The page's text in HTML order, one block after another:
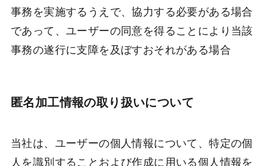
事務を実施するうえで、協力する必要がある場合
であって、ユーザーの同意を得ることにより当該
事務の遂行に支障を及ぼすおそれがある場合
匿名加工情報の取り扱いについて
当社は、ユーザーの個人情報について、特定の個
人を識別することおよび作成に用いる個人情報を